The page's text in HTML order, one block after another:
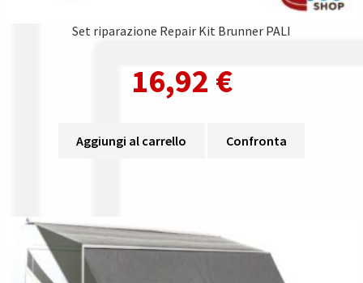
Set riparazione Repair Kit Brunner PALI
16,92 €
Aggiungi al carrello Confronta